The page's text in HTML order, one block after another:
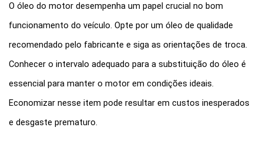
O óleo do motor desempenha um papel crucial no bom
funcionamento do veículo. Opte por um óleo de qualidade
recomendado pelo fabricante e siga as orientações de troca.
Conhecer o intervalo adequado para a substituição do óleo é
essencial para manter o motor em condições ideais.
Economizar nesse item pode resultar em custos inesperados
e desgaste prematuro.